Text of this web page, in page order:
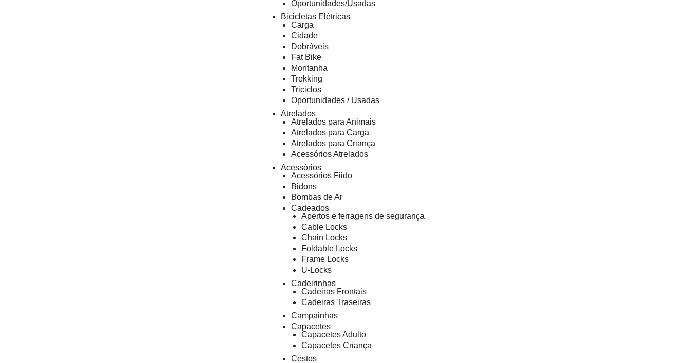
Oportunidades/Usadas
Bicicletas Elétricas
Carga
Cidade
Dobráveis
Fat Bike
Montanha
Trekking
Triciclos
Oportunidades / Usadas
Atrelados
Atrelados para Animais
Atrelados para Carga
Atrelados para Criança
Acessórios Atrelados
Acessórios
Acessórios Fiido
Bidons
Bombas de Ar
Cadeados
Apertos e ferragens de segurança
Cable Locks
Chain Locks
Foldable Locks
Frame Locks
U-Locks
Cadeirinhas
Cadeiras Frontais
Cadeiras Traseiras
Campainhas
Capacetes
Capacetes Adulto
Capacetes Criança
Cestos